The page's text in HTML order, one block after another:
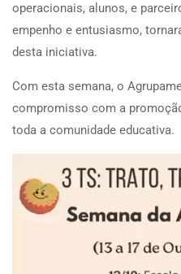
operacionais, alunos, e
empenho e entusiasmo,
desta iniciativa.
Com esta semana, o
compromisso com a
toda a comunidade educativa.